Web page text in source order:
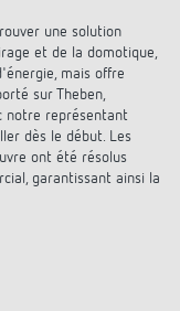
une solution
et de la domotique,
mais offre
sur Theben,
notre représentant
dès le début. Les
ont été résolus
garantissant ainsi la